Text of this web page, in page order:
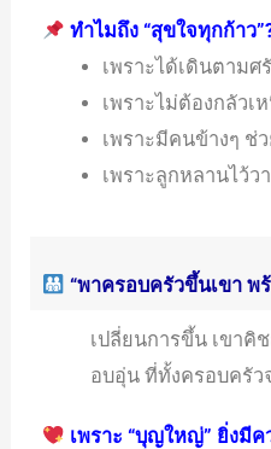
ทำไมถึง “สุขใจทุกก้าว
เพราะได้เดินตาม
เพราะไม่ต้องกลัว
เพราะมีคนข้างๆ ช่
เพราะลูกหลานไว้ว
“พาครอบครัวขึ้นเขา
เปลี่ยนการขึ้น เขาคิ
อบอุ่น ที่ทั้งครอบครัว
เพราะ “บุญใหญ่” ยิ่งมี